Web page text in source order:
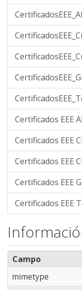
Certificados EEE
Certificados EEE
Certificados EEE
Certificados EEE
Certificados EEE
Campo
mimetype